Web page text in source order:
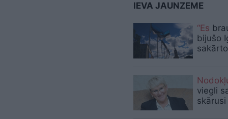
IEVA JAUNZEME
“Es
bijušo
viegli